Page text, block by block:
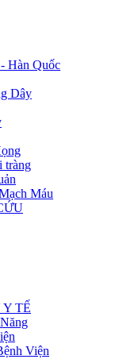
Hàn Quốc
Dây
tràng
Máu
Y TẾ
Viện